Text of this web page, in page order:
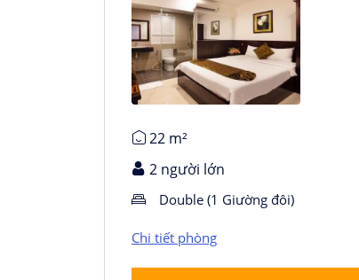
Chi tiết phòng
22 m²
2 người lớn
Double (1 Giường đôi)
Chi tiết phòng